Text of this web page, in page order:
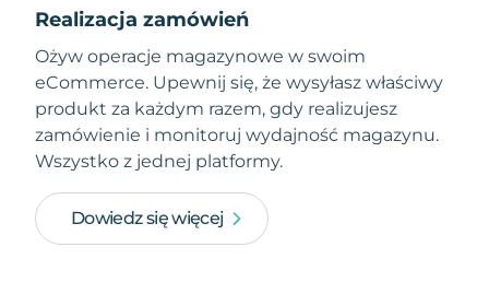
Realizacja zamówień
Ożyw operacje magazynowe w swoim
eCommerce. Upewnij się, że wysyłasz właściwy
produkt za każdym razem, gdy realizujesz
zamówienie i monitoruj wydajność magazynu.
Wszystko z jednej platformy.
Dowiedz się więcej